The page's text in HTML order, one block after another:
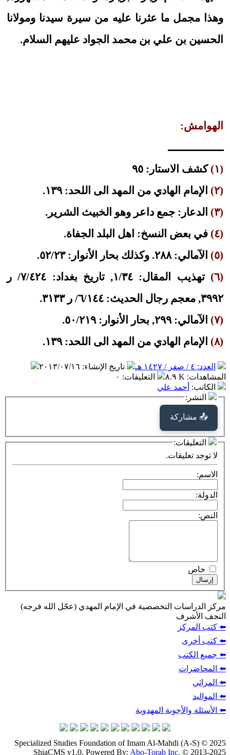
وهذا مجمل ما عثرنا عليه من سيرة سيدنا ومولانا
الحسين بن علي بن محمد الجواد عليهم السلام.
الهوامش:
ــــــــــــــــــ
(١)
كشف الاستار: ٩٥
(٢)
الإمام الهادي من المهد الى اللحد: ١٣٩
.
(٣)
الدعار: جمع داعر وهو الخبيث الشرير.
(٤)
في بعض النسخ: اهل البلد الجفاة.
(٥)
الآمالي: ٢٨٨. وكذلك بحار الأنوار: ٥٢/٢٣.
(٦)
تهذيب المقال: ١/٣٤, تاريخ بغداد: ٧/٤٢٤/ ر
٣٩٩٢, معجم رجال الحديث: ٦/١٤٤/ ر ٣١٣٣.
(٧)
الآمالي: ٢٩٩, بحار الأنوار: ٥٠/٢١٩.
(٨)
الإمام الهادي من المهد الى اللحد: ١٣٩.
العدد: ٤ / صفر / ١٤٢٧ هـ تاريخ الإنشاء: ٢٠١٣/٠٧/١٦
المشاهدات: ٨.٩ K التعليقات: ٠
الكاتب: أحمد علي
النشر:
📤 مشاركة
التعليقات:
لا توجد تعليقات.
الاسم:
الدولة:
النص:
خاص
إرسال
مركز الدراسات التخصصية في الإمام المهدي (عجّل الله فرجه)
النجف الأشرف
⬅️ كتب المركز
⬅️ كتب أخرى
⬅️ جميع الكتب
⬅️ المحاضرات
⬅️ المراثي
⬅️ المواليد
⬅️ الأسئلة والأجوبة المهدوية
Specialized Studies Foundation of Imam Al-Mahdi (A-S) © 2025
ShiaCMS v1.0, Powered By: Abo-Torab Inc. © 2013-2025